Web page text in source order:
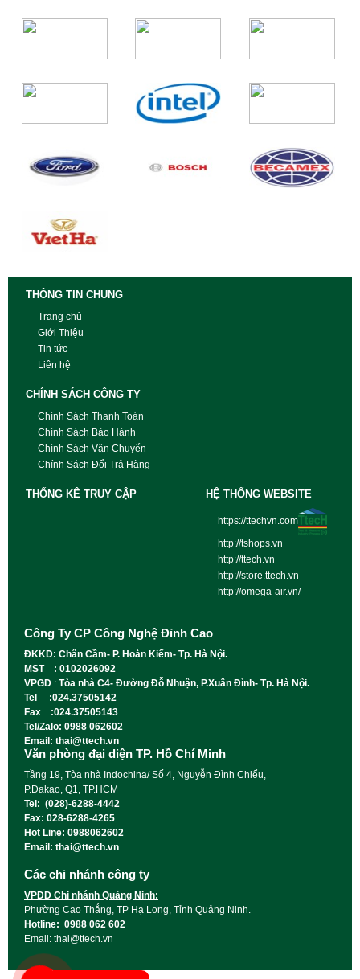
THÔNG TIN CHUNG
Trang chủ
Giới Thiệu
Tin tức
Liên hệ
CHÍNH SÁCH CÔNG TY
Chính Sách Thanh Toán
Chính Sách Bảo Hành
Chính Sách Vận Chuyển
Chính Sách Đổi Trả Hàng
THỐNG KÊ TRUY CẬP HỆ THỐNG WEBSITE
https://ttechvn.com
http://tshops.vn
http://ttech.vn
http://store.ttech.vn
http://omega-air.vn/
Công Ty CP Công Nghệ Đỉnh Cao
ĐKKD: Chân Cầm- P. Hoàn Kiếm- Tp. Hà Nội.
MST : 0102026092
VPGD : Tòa nhà C4- Đường Đỗ Nhuận, P.Xuân Đỉnh- Tp. Hà Nội.
Tel :024.37505142
Fax :024.37505143
Tel/Zalo: 0988 062602
Email: thai@ttech.vn
Văn phòng đại diện TP. Hồ Chí Minh
Tầng 19, Tòa nhà Indochina/ Số 4, Nguyễn Đình Chiểu,
P.Đakao, Q1, TP.HCM
Tel: (028)-6288-4442
Fax: 028-6288-4265
Hot Line: 0988062602
Email: thai@ttech.vn
Các chi nhánh công ty
VPĐD Chi nhánh Quảng Ninh:
Phường Cao Thắng, TP Hạ Long, Tỉnh Quảng Ninh.
Hotline: 0988 062 602
Email: thai@ttech.vn